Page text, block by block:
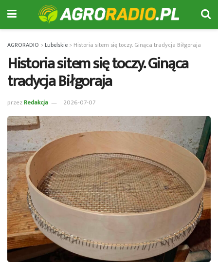
AGRORADIO >Lubelskie > Historia sitem się toczy. Ginąca tradycja Biłgoraja
Historia sitem się toczy. Ginąca
tradycja Biłgoraja
przezRedakcja 2026-07-07